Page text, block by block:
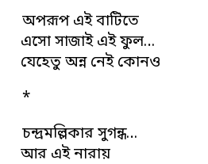
অপরূপ এই বাটিতে
এসো সাজাই এই ফুল…
যেহেতু অন্ন নেই কোনও
*
চন্দ্রমল্লিকার সুগন্ধ…
আর এই নারায়